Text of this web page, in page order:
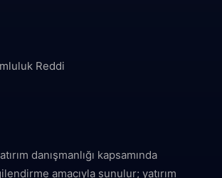
Reddi
danışmanlığı kapsamında
amacıyla sunulur; yatırım